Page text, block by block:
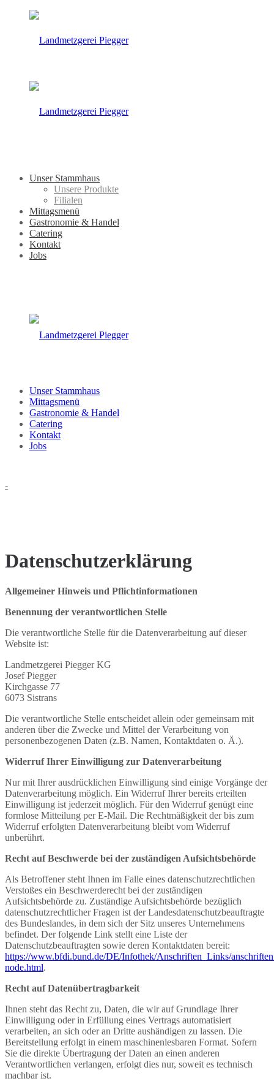
Unser Stammhaus
Unsere Produkte
Filialen
Mittagsmenü
Gastronomie & Handel
Catering
Kontakt
Jobs
Unser Stammhaus
Mittagsmenü
Gastronomie & Handel
Catering
Kontakt
Jobs
-
Datenschutzerklärung
Allgemeiner Hinweis und Pflichtinformationen
Benennung der verantwortlichen Stelle
Die verantwortliche Stelle für die Datenverarbeitung auf dieser
Website ist:
Landmetzgerei Piegger KG
Josef Piegger
Kirchgasse 77
6073 Sistrans
Die verantwortliche Stelle entscheidet allein oder gemeinsam mit
anderen über die Zwecke und Mittel der Verarbeitung von
personenbezogenen Daten (z.B. Namen, Kontaktdaten o. Ä.).
Widerruf Ihrer Einwilligung zur Datenverarbeitung
Nur mit Ihrer ausdrücklichen Einwilligung sind einige Vorgänge der
Datenverarbeitung möglich. Ein Widerruf Ihrer bereits erteilten
Einwilligung ist jederzeit möglich. Für den Widerruf genügt eine
formlose Mitteilung per E-Mail. Die Rechtmäßigkeit der bis zum
Widerruf erfolgten Datenverarbeitung bleibt vom Widerruf
unberührt.
Recht auf Beschwerde bei der zuständigen Aufsichtsbehörde
Als Betroffener steht Ihnen im Falle eines datenschutzrechtlichen
Verstoßes ein Beschwerderecht bei der zuständigen
Aufsichtsbehörde zu. Zuständige Aufsichtsbehörde bezüglich
datenschutzrechtlicher Fragen ist der Landesdatenschutzbeauftragte
des Bundeslandes, in dem sich der Sitz unseres Unternehmens
befindet. Der folgende Link stellt eine Liste der
Datenschutzbeauftragten sowie deren Kontaktdaten bereit:
https://www.bfdi.bund.de/DE/Infothek/Anschriften_Links/
node.html.
Recht auf Datenübertragbarkeit
Ihnen steht das Recht zu, Daten, die wir auf Grundlage Ihrer
Einwilligung oder in Erfüllung eines Vertrags automatisiert
verarbeiten, an sich oder an Dritte aushändigen zu lassen. Die
Bereitstellung erfolgt in einem maschinenlesbaren Format. Sofern
Sie die direkte Übertragung der Daten an einen anderen
Verantwortlichen verlangen, erfolgt dies nur, soweit es technisch
machbar ist.